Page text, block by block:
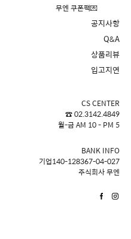
무엔 쿠폰팩💌
공지사항
Q&A
상품리뷰
입고지연
CS CENTER
☎ 02.3142.4849
월-금 AM 10 - PM 5
BANK INFO
기업140-128367-04-027
주식회사 무엔